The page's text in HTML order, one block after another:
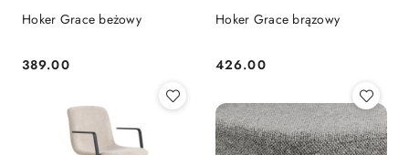
Hoker Grace beżowy
Cena:
389.00
Hoker Grace brązowy
Cena:
426.00